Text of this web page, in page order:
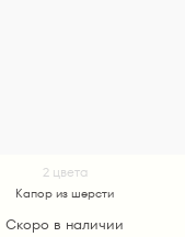
2 цвета
Капор из шерсти
Скоро в наличии